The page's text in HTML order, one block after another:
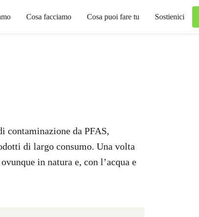
Cosa facciamo Cosa puoi fare tu Sostienici
contaminazione da PFAS,
di largo consumo. Una volta
in natura e, con l’acqua e